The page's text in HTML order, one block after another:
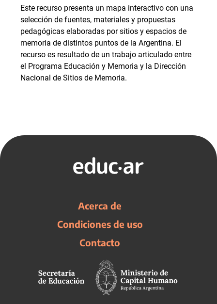
Este recurso presenta un mapa interactivo con una
selección de fuentes, materiales y propuestas
pedagógicas elaboradas por sitios y espacios de
memoria de distintos puntos de la Argentina. El
recurso es resultado de un trabajo articulado entre
el Programa Educación y Memoria y la Dirección
Nacional de Sitios de Memoria.
Acerca de
Condiciones de uso
Contacto